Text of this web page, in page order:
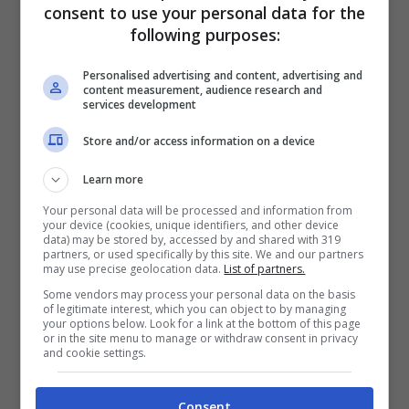
precedente, tra 3,55 e 3,65 dollari.
Leggi anche:Contributi minimi INPGI
2021, a breve la scadenza: come pagare
I dati
consent to use your personal data for the
following purposes:
Personalised advertising and content, advertising and
content measurement, audience research and
services development
Store and/or access information on a device
Learn more
Your personal data will be processed and information from
your device (cookies, unique identifiers, and other device
data) may be stored by, accessed by and shared with 319
partners, or used specifically by this site. We and our partners
may use precise geolocation data. List of partners.
Some vendors may process your personal data on the basis
of legitimate interest, which you can object to by managing
your options below. Look for a link at the bottom of this page
or in the site menu to manage or withdraw consent in privacy
and cookie settings.